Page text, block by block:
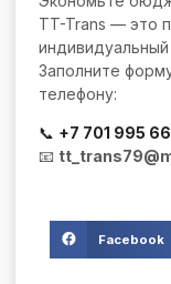
TT-Trans — это
Заполните
телефону:
📞 +7 701 995
📧
Facebook